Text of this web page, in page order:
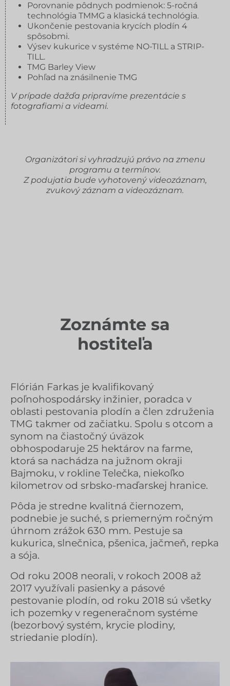
Porovnanie pôdnych podmienok: 5-ročná
technológia TMMG a klasická technológia.
Ukončenie pestovania krycích plodín 4
spôsobmi.
Výsev kukurice v systéme NO-TILL a STRIP-
TILL.
TMG Barley View
Pohľad na znásilnenie TMG
V prípade dažďa pripravíme prezentácie s
fotografiami a videami.
Organizátori si vyhradzujú právo na zmenu
programu a termínov.
Z podujatia bude vyhotovený videozáznam,
zvukový záznam a videozáznam.
Zoznámte sa
hostiteľa
Flórián Farkas je kvalifikovaný
poľnohospodársky inžinier, poradca v
oblasti pestovania plodín a člen združenia
TMG takmer od začiatku. Spolu s otcom a
synom na čiastočný úväzok
obhospodaruje 25 hektárov na farme,
ktorá sa nachádza na južnom okraji
Bajmoku, v rokline Telečka, niekoľko
kilometrov od srbsko-maďarskej hranice.
Pôda je stredne kvalitná čiernozem,
podnebie je suché, s priemerným ročným
úhrnom zrážok 630 mm. Pestuje sa
kukurica, slnečnica, pšenica, jačmeň, repka
a sója.
Od roku 2008 neorali, v rokoch 2008 až
2017 využívali pasienky a pásové
pestovanie plodín, od roku 2018 sú všetky
ich pozemky v regeneračnom systéme
(bezorbový systém, krycie plodiny,
striedanie plodín).